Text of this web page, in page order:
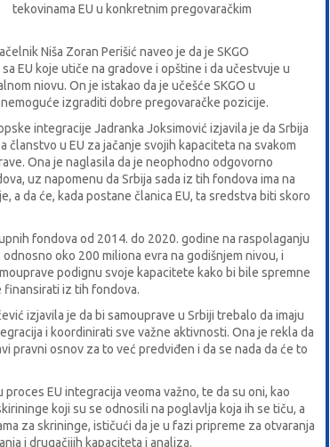
tekovinama EU u konkretnim pregovaračkim
Niša Zoran Perišić naveo je da je SKGO
EU koje utiče na gradove i opštine i da učestvuje u
niovu. On je istakao da je učešće SKGO u
izgraditi dobre pregovaračke pozicije.
integracije Jadranka Joksimović izjavila je da Srbija
u EU za jačanje svojih kapaciteta na svakom
Ona je naglasila da je neophodno odgovorno
uz napomenu da Srbija sada iz tih fondova ima na
a da će, kada postane članica EU, ta sredstva biti skoro
fondova od 2014. do 2020. godine na raspolaganju
oko 200 miliona evra na godišnjem nivou, i
podignu svoje kapacitete kako bi bile spremne
finansirati iz tih fondova.
izjavila je da bi samouprave u Srbiji trebalo da imaju
i koordinirati sve važne aktivnosti. Ona je rekla da
pravni osnov za to već predviđen i da se nada da će to
EU integracija veoma važno, te da su oni, kao
koji su se odnosili na poglavlja koja ih se tiču, a
za skrininge, ističući da je u fazi pripreme za otvaranja
i drugačijih kapaciteta i analiza.